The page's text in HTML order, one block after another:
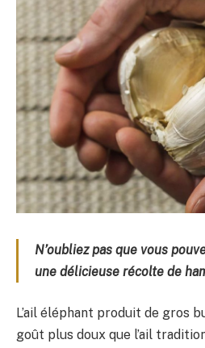
N’oubliez pas que vous
une délicieuse récolte de
L’ail éléphant produit de gros
goût plus doux que l’ail